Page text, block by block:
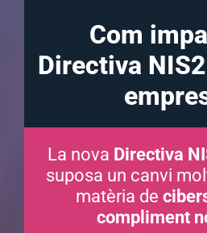
Com
Directiva
La nova Directiva
suposa un canvi
matèria de
compliment